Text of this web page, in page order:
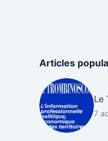
Articles
Le
7